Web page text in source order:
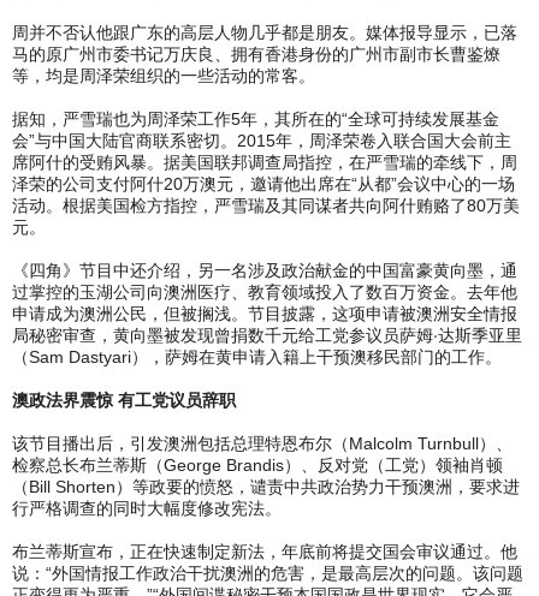
周并不否认他跟广东的高层人物几乎都是朋友。媒体报导显示，已落
马的原广州市委书记万庆良、拥有香港身份的广州市副市长曹鉴燎
等，均是周泽荣组织的一些活动的常客。
据知，严雪瑞也为周泽荣工作5年，其所在的“全球可持续发展基金
会”与中国大陆官商联系密切。2015年，周泽荣卷入联合国大会前主
席阿什的受贿风暴。据美国联邦调查局指控，在严雪瑞的牵线下，周
泽荣的公司支付阿什20万澳元，邀请他出席在“从都”会议中心的一场
活动。根据美国检方指控，严雪瑞及其同谋者共向阿什贿赂了80万美
元。
《四角》节目中还介绍，另一名涉及政治献金的中国富豪黄向墨，通
过掌控的玉湖公司向澳洲医疗、教育领域投入了数百万资金。去年他
申请成为澳洲公民，但被搁浅。节目披露，这项申请被澳洲安全情报
局秘密审查，黄向墨被发现曾捐数千元给工党参议员萨姆‧达斯季亚里
（Sam Dastyari），萨姆在黄申请入籍上干预澳移民部门的工作。
澳政法界震惊 有工党议员辞职
该节目播出后，引发澳洲包括总理特恩布尔（Malcolm Turnbull）、
检察总长布兰蒂斯（George Brandis）、反对党（工党）领袖肖顿
（Bill Shorten）等政要的愤怒，谴责中共政治势力干预澳洲，要求进
行严格调查的同时大幅度修改宪法。
布兰蒂斯宣布，正在快速制定新法，年底前将提交国会审议通过。他
说：“外国情报工作政治干扰澳洲的危害，是最高层次的问题。该问题